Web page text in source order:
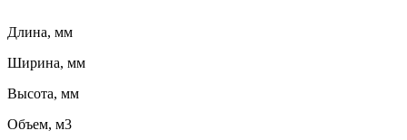
Длина, мм
Ширина, мм
Высота, мм
Объем, м3